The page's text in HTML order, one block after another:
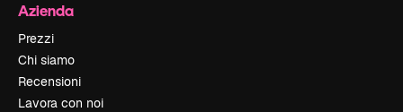
Azienda
Prezzi
Chi siamo
Recensioni
Lavora con noi